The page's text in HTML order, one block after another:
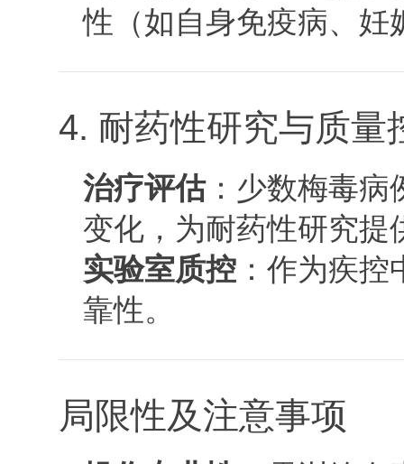
性（如自身免疫病、妊
4. 耐药性研究与质量
治疗评估：少数梅毒病
变化，为耐药性研究提
实验室质控 ：作为疾
靠性。
局限性及注意事项